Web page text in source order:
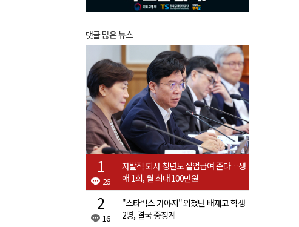
댓글 많은 뉴스
26
자발적 퇴사 청년도 실업급여 준다…생
애 1회, 월 최대 100만원
16
"스타벅스 가야지" 외쳤던 배재고 학생
2명, 결국 중징계